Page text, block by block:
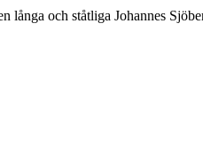
långa och ståtliga Johannes